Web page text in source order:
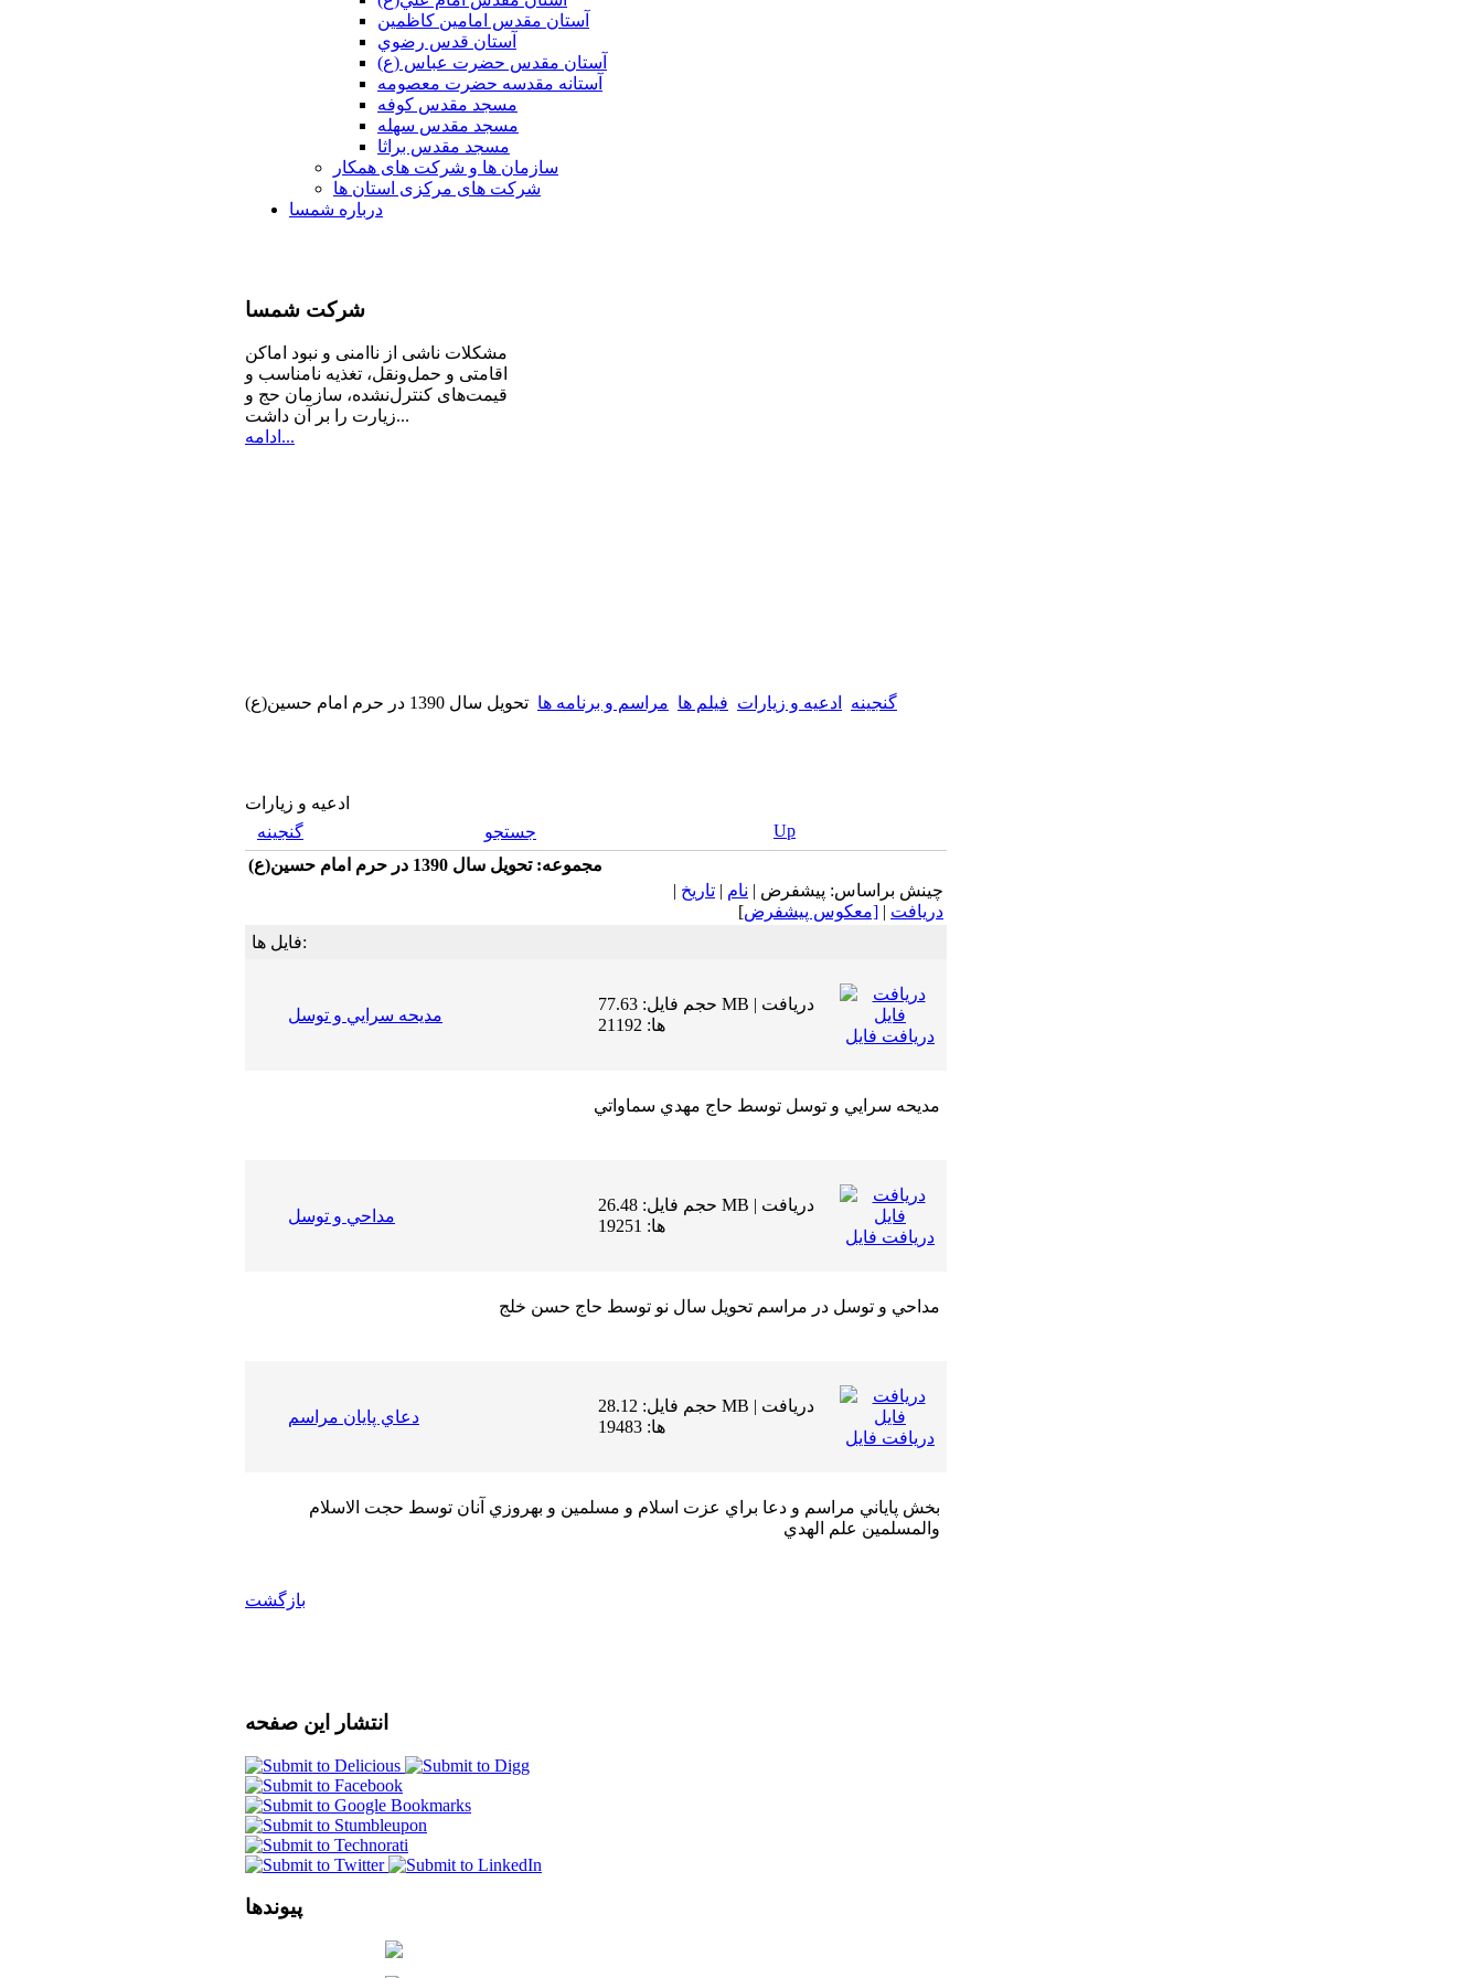
آستان مقدس امامين كاظمين
آستان قدس رضوي
آستان مقدس حضرت عباس (ع)
آستانه مقدسه حضرت معصومه
مسجد مقدس كوفه
مسجد مقدس سهله
مسجد مقدس براثا
سازمان ها و شرکت های همکار
شرکت های مرکزی استان ها
درباره شمسا
شرکت شمسا
مشكلات ناشی از ناامنی و نبود اماكن
اقامتی و حمل‌ونقل، تغذیه‌ نامناسب و
قیمت‌های كنترل‌نشده، سازمان حج و
زیارت را بر آن داشت...
ادامه...
گنجینه ادعیه و زیارات فيلم ها مراسم و برنامه ها تحويل سال 1390 در حرم امام حسين(ع)
ادعیه و زیارات
گنجینه
جستجو
Up
مجموعه: تحويل سال 1390 در حرم امام حسين(ع)
چينش براساس: پيشفرض | نام | تاريخ |
دريافت | [معكوس پيشفرض]
فایل ها:
مديحه سرايي و توسل
حجم فایل: 77.63 MB | دریافت
ها: 21192
دریافت فایل
مديحه سرايي و توسل توسط حاج مهدي سماواتي
مداحي و توسل
حجم فایل: 26.48 MB | دریافت
ها: 19251
دریافت فایل
مداحي و توسل در مراسم تحويل سال نو توسط حاج حسن خلج
دعاي پايان مراسم
حجم فایل: 28.12 MB | دریافت
ها: 19483
دریافت فایل
بخش پاياني مراسم و دعا براي عزت اسلام و مسلمين و بهروزي آنان توسط حجت الاسلام
والمسلمين علم الهدي
بازگشت
انتشار این صفحه
پیوندها